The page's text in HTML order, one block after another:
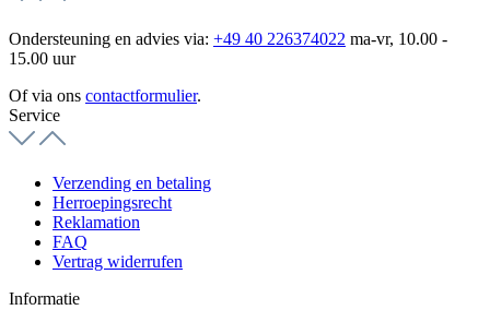
Ondersteuning en advies via: +49 40 226374022 ma-vr, 10.00 -
15.00 uur
Of via ons contactformulier.
Service
Verzending en betaling
Herroepingsrecht
Reklamation
FAQ
Vertrag widerrufen
Informatie